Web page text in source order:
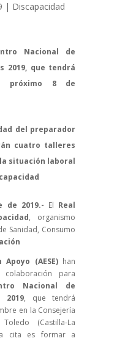
| Discapacidad
Nacional de
2019, que tendrá
próximo 8 de
del preparador
cuatro talleres
situación laboral
de 2019.- El Real
, organismo
Sanidad, Consumo
(AESE)han
para
Nacional de
2019, que tendrá
en la Consejería
(Castilla-La
cita es formar a